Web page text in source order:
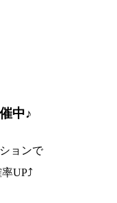
中♪
ョンで
UP⤴